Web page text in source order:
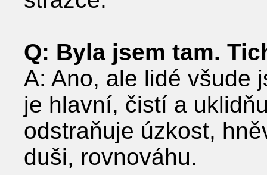
Q: Byla jsem tam.
A: Ano, ale lidé všude
je hlavní, čistí a
odstraňuje úzkost,
duši, rovnováhu.